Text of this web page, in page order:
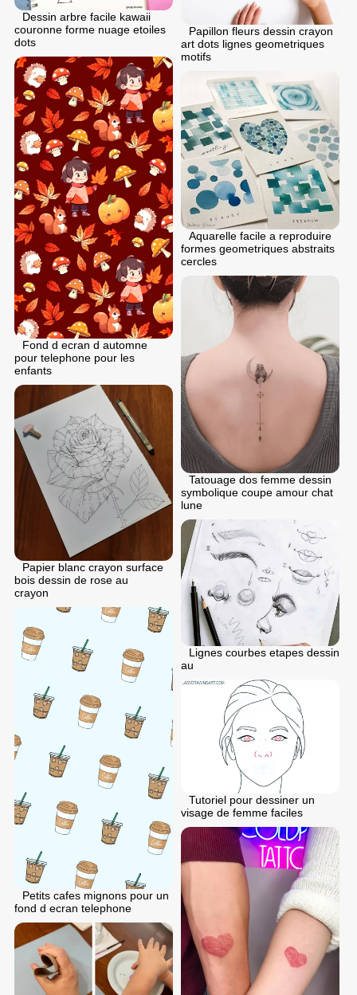
Papillon fleurs dessin crayon
art dots lignes geometriques
motifs
Dessin arbre facile kawaii
couronne forme nuage etoiles
dots
Fond d ecran d automne
pour telephone pour les
enfants
Aquarelle facile a reproduire
formes geometriques abstraits
cercles
Tatouage dos femme dessin
symbolique coupe amour chat
lune
Papier blanc crayon surface
bois dessin de rose au
crayon
Lignes courbes etapes dessin
au
Petits cafes mignons pour un
fond d ecran telephone
Tutoriel pour dessiner un
visage de femme faciles